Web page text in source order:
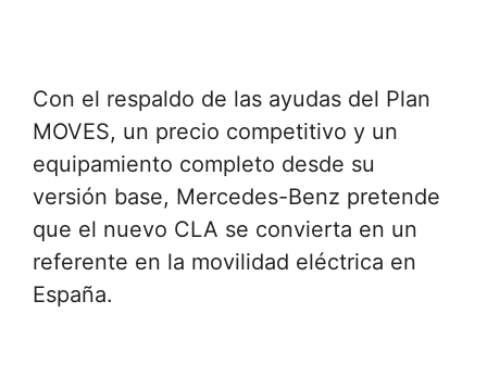
Con el respaldo de las ayudas del Plan
MOVES, un precio competitivo y un
equipamiento completo desde su
versión base, Mercedes-Benz pretende
que el nuevo CLA se convierta en un
referente en la movilidad eléctrica en
España.